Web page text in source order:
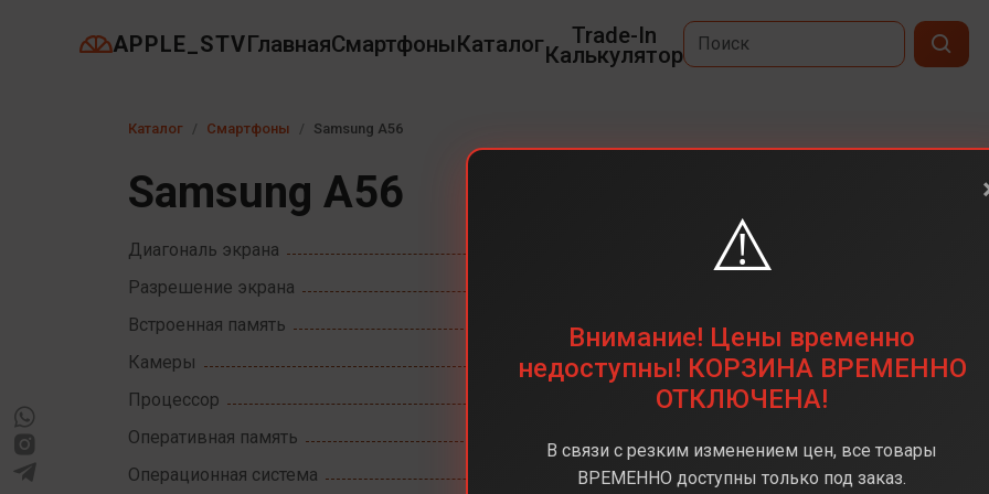
APPLE_STVГлавнаяСмартфоныКаталог Trade-In
Калькулятор
Каталог Смартфоны Samsung A56
Samsung A56
Диагональ экрана
Разрешение экрана
Встроенная память
Камеры
50 Мп
Процессор
Exynos 1580
Оперативная память
Операционная система
Android 15
⚠️
Внимание! Цены временно
недоступны! КОРЗИНА ВРЕМЕННО
ОТКЛЮЧЕНА!
В связи с резким изменением цен, все товары
ВРЕМЕННО доступны только под заказ.